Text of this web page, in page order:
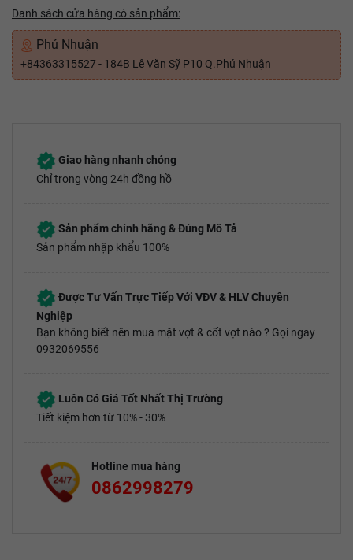
Danh sách cửa hàng có sản phẩm:
Phú Nhuận
+84363315527 - 184B Lê Văn Sỹ P10 Q.Phú Nhuận
Giao hàng nhanh chóng
Chỉ trong vòng 24h đồng hồ
Sản phẩm chính hãng & Đúng Mô Tả
Sản phẩm nhập khẩu 100%
Được Tư Vấn Trực Tiếp Với VĐV & HLV Chuyên
Nghiệp
Bạn không biết nên mua mặt vợt & cốt vợt nào ? Gọi ngay
0932069556
Luôn Có Giá Tốt Nhất Thị Trường
Tiết kiệm hơn từ 10% - 30%
Hotline mua hàng
0862998279